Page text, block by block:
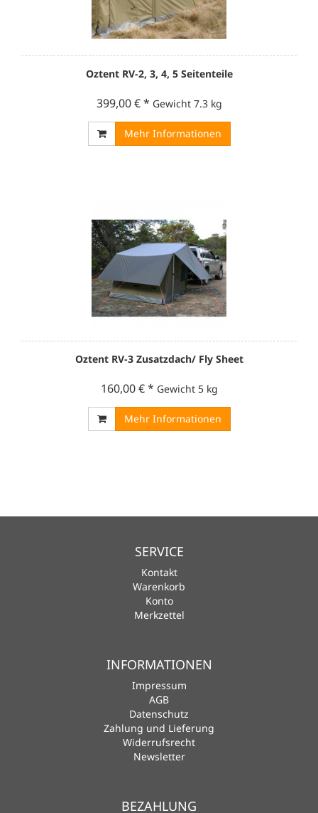
Oztent RV-2, 3, 4, 5 Seitenteile
399,00 €* Gewicht 7.3 kg
Mehr Informationen
Oztent RV-3 Zusatzdach/ Fly Sheet
160,00 €* Gewicht 5 kg
Mehr Informationen
SERVICE
Kontakt
Warenkorb
Konto
Merkzettel
INFORMATIONEN
Impressum
AGB
Datenschutz
Zahlung und Lieferung
Widerrufsrecht
Newsletter
BEZAHLUNG